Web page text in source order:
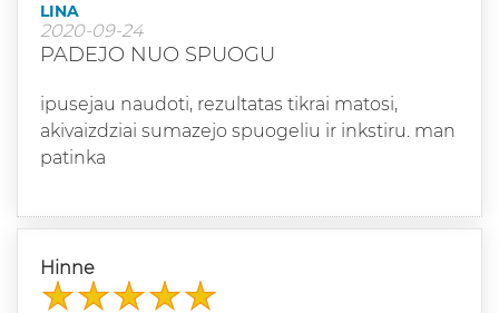
LINA
2020-09-24
PADEJO NUO SPUOGU
ipusejau naudoti, rezultatas tikrai matosi,
akivaizdziai sumazejo spuogeliu ir inkstiru. man
patinka
Hinne